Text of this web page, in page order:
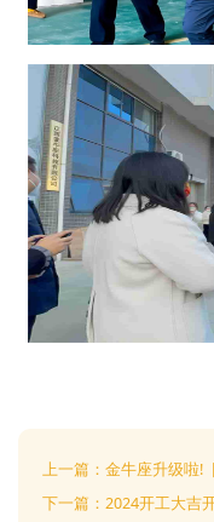
上一篇：金牛座升级啦!
下一篇：2024开工大吉